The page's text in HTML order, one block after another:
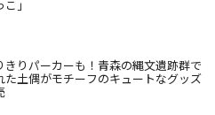
こ」
きりパーカーも！青森の縄文遺跡群で
た土偶がモチーフのキュートなグッズ